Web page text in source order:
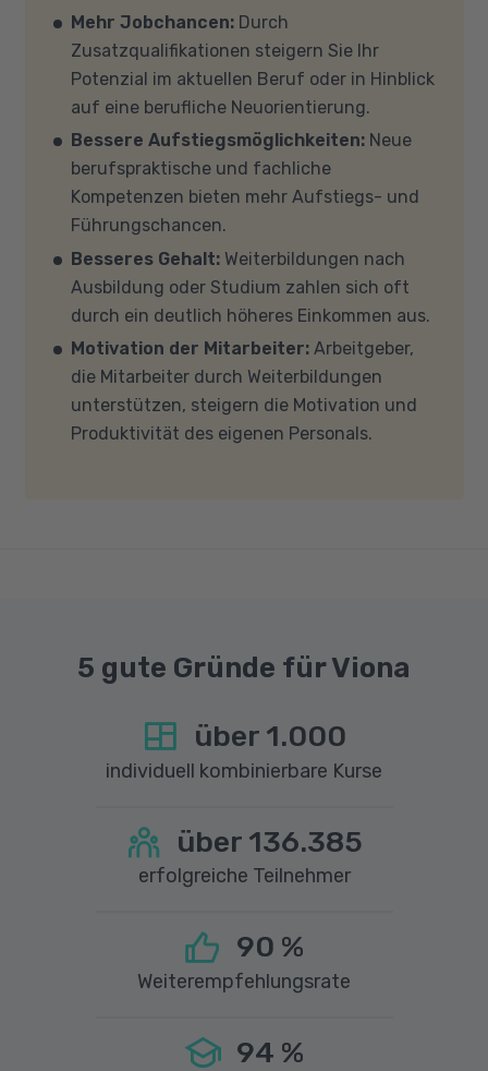
Auf unserer Info-SeiteWelche Förderung ist
für mich die richtige? stellen wir Ihnen
verschiedene Fördermöglichkeiten vor. Sehr
gerne beraten wir Sie auch in einem
persönlichen Gespräch zu diesem Thema.
Verfügung. Falls Sie von zu Hause aus
teilnehmen (mit Zustimmung Ihres
Kostenträgers), sprechen Sie uns an, in den
meisten Fällen können wir Ihnen Leih-
Equipment zur Verfügung stellen. Sollten Sie
mit Ihren eigenen Geräten am Unterricht
teilnehmen, empfehlen wir PCs oder Laptops
mit Windows 10 oder Windows 11, mindestens 8
GB Arbeitsspeicher (RAM) und einem aktuellen
Mehrkern-Prozessor (CPU). Der Unterricht
findet in Microsoft Teams statt. Bitte achten
Sie darauf, dass Ihre Sicherheitsprogramme
und -einstellungen (Anti-Viren-Programme,
Firewalls etc.) die Verbindung mit MS Teams
nicht blockieren. Bitte beachten Sie außerdem,
dass für eine reibungslose Übertragung eine
Mehr Jobchancen: Durch
Zusatzqualifikationen steigern Sie Ihr
Potenzial im aktuellen Beruf oder in Hinblick
auf eine berufliche Neuorientierung.
Bessere Aufstiegsmöglichkeiten: Neue
berufspraktische und fachliche
Kompetenzen bieten mehr Aufstiegs- und
Führungschancen.
Besseres Gehalt: Weiterbildungen nach
Ausbildung oder Studium zahlen sich oft
durch ein deutlich höheres Einkommen aus.
Motivation der Mitarbeiter: Arbeitgeber,
die Mitarbeiter durch Weiterbildungen
unterstützen, steigern die Motivation und
Produktivität des eigenen Personals.
5 gute Gründe für Viona
über 1.000
individuell kombinierbare Kurse
über 136.385
erfolgreiche Teilnehmer
90 %
Weiterempfehlungsrate
94 %